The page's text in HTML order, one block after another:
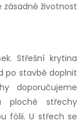
životnost
Střešní krytina
po stavbě doplnit
doporučujeme
ploché střechy
fólii. U střech se